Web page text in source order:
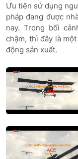
Ưu tiên sử dụng
pháp đang được
nay. Trong bối
chậm, thì đây là
động sản xuất.